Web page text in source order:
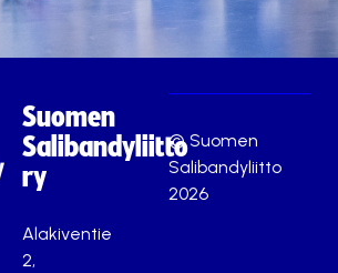
Suomen
Salibandyliitto
ry
Alakiventie
2,
© Suomen
Salibandyliitto
2026